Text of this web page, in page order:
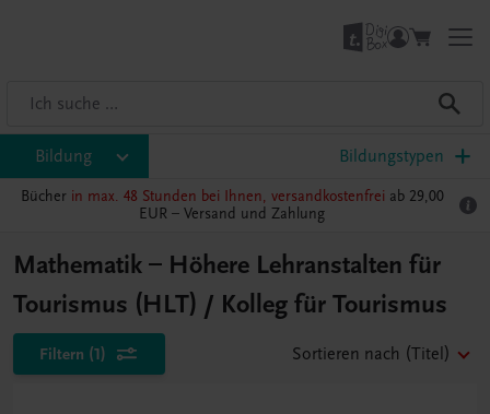
Bildung Bildungstypen
Bücher in max. 48 Stunden bei Ihnen, versandkostenfrei ab 29,00
EUR – Versand und Zahlung
Mathematik – Höhere Lehranstalten für
Tourismus (HLT) / Kolleg für Tourismus
Filtern (1) Sortieren nach (Titel)